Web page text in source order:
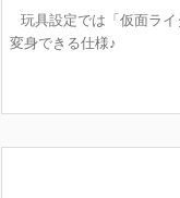
玩具設定では「仮面ラ
変身できる仕様♪